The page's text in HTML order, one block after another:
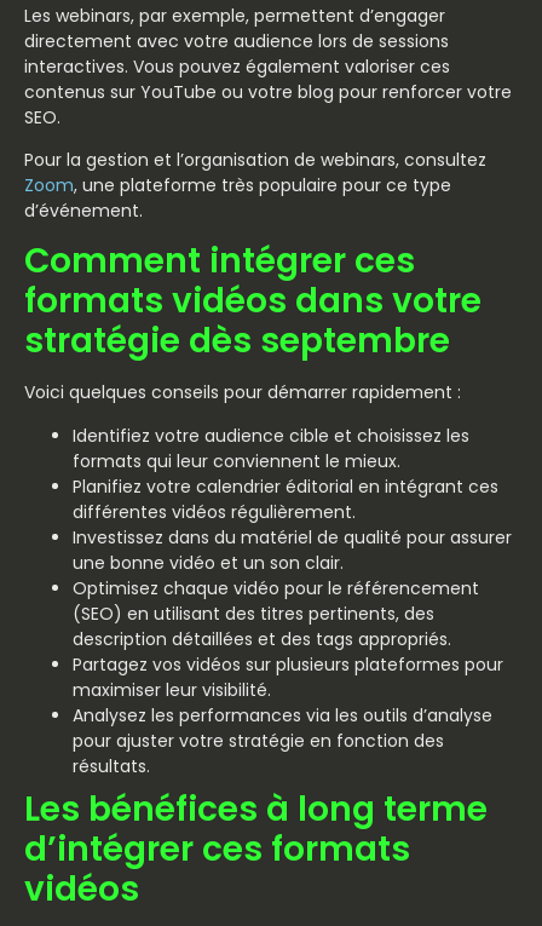
Les webinars, par exemple, permettent d’engager
directement avec votre audience lors de sessions
interactives. Vous pouvez également valoriser ces
contenus sur YouTube ou votre blog pour renforcer votre
SEO.
Pour la gestion et l’organisation de webinars, consultez
Zoom, une plateforme très populaire pour ce type
d’événement.
Comment intégrer ces
formats vidéos dans votre
stratégie dès septembre
Voici quelques conseils pour démarrer rapidement :
Identifiez votre audience cible et choisissez les
formats qui leur conviennent le mieux.
Planifiez votre calendrier éditorial en intégrant ces
différentes vidéos régulièrement.
Investissez dans du matériel de qualité pour assurer
une bonne vidéo et un son clair.
Optimisez chaque vidéo pour le référencement
(SEO) en utilisant des titres pertinents, des
description détaillées et des tags appropriés.
Partagez vos vidéos sur plusieurs plateformes pour
maximiser leur visibilité.
Analysez les performances via les outils d’analyse
pour ajuster votre stratégie en fonction des
résultats.
Les bénéfices à long terme
d’intégrer ces formats
vidéos